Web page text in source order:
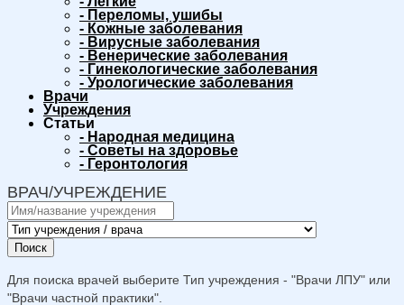
- Переломы, ушибы
- Кожные заболевания
- Вирусные заболевания
- Венерические заболевания
- Гинекологические заболевания
- Урологические заболевания
Врачи
Учреждения
Статьи
- Народная медицина
- Советы на здоровье
- Геронтология
ВРАЧ/УЧРЕЖДЕНИЕ
Поиск
Для поиска врачей выберите Тип учреждения - "Врачи ЛПУ" или
"Врачи частной практики".